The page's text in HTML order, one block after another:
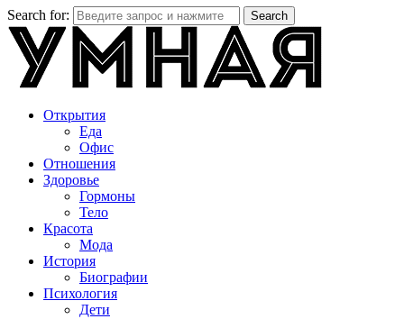
Search for: Search
Открытия
Еда
Офис
Отношения
Здоровье
Гормоны
Тело
Красота
Мода
История
Биографии
Психология
Дети